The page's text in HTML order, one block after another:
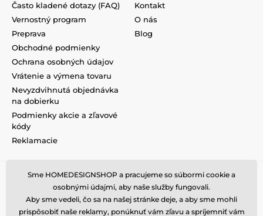
Často kladené dotazy (FAQ)
Vernostný program
Preprava
Obchodné podmienky
Ochrana osobných údajov
Vrátenie a výmena tovaru
Nevyzdvihnutá objednávka
na dobierku
Podmienky akcie a zľavové
kódy
Reklamacie
Kontakt
O nás
Blog
Sme HOMEDESIGNSHOP a pracujeme so súbormi cookie a
osobnými údajmi, aby naše služby fungovali.
Aby sme vedeli, čo sa na našej stránke deje, a aby sme mohli
prispôsobiť naše reklamy, ponúknuť vám zľavu a spríjemniť vám